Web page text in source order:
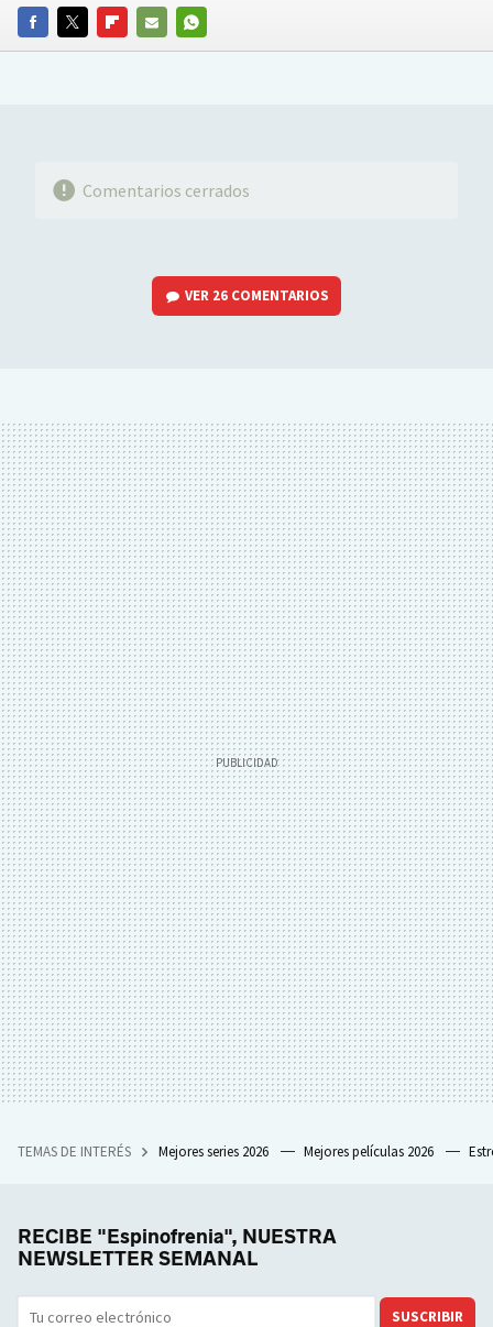
FACEBOOKTWITTERFLIPBOARD
E-
WHATSAPP
Comentarios cerrados
VER 26 COMENTARIOS
TEMAS DE INTERÉS Mejores series 2026 Mejores películas 2026
RECIBE "Espinofrenia", NUESTRA
NEWSLETTER SEMANAL
SUSCRIBIR